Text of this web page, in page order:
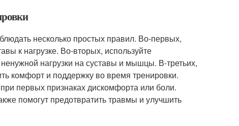
несколько простых правил. Во-первых,
к нагрузке. Во-вторых, используйте
нагрузки на суставы и мышцы. В-третьих,
комфорт и поддержку во время тренировки.
первых признаках дискомфорта или боли.
помогут предотвратить травмы и улучшить